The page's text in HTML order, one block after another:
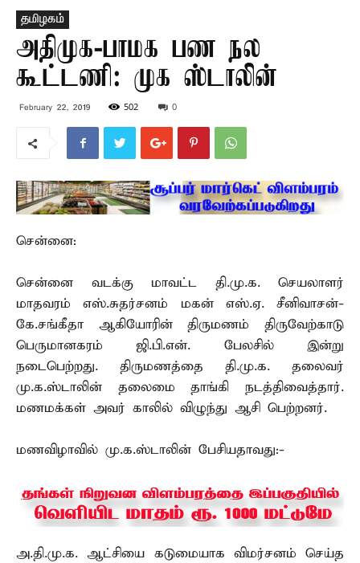
தமிழகம்
அதிமுக-பாமக பண நல
கூட்டணி: முக ஸ்டாலின்
February 22, 2019 502 0
சென்னை:
சென்னை வடக்கு மாவட்ட தி.மு.க. செயலாளர்
மாதவரம் எஸ்.சுதர்சனம் மகன் எஸ்.ஏ. சீனிவாசன்-
கே.சங்கீதா ஆகியோரின் திருமணம் திருவேற்காடு
பெருமானகரம் ஜி.பி.என். பேலசில் இன்று
நடைபெற்றது. திருமணத்தை தி.மு.க. தலைவர்
மு.க.ஸ்டாலின் தலைமை தாங்கி நடத்திவைத்தார்.
மணமக்கள் அவர் காலில் விழுந்து ஆசி பெற்றனர்.
மணவிழாவில் மு.க.ஸ்டாலின் பேசியதாவது:-
அ.தி.மு.க. ஆட்சியை கடுமையாக விமர்சனம் செய்த